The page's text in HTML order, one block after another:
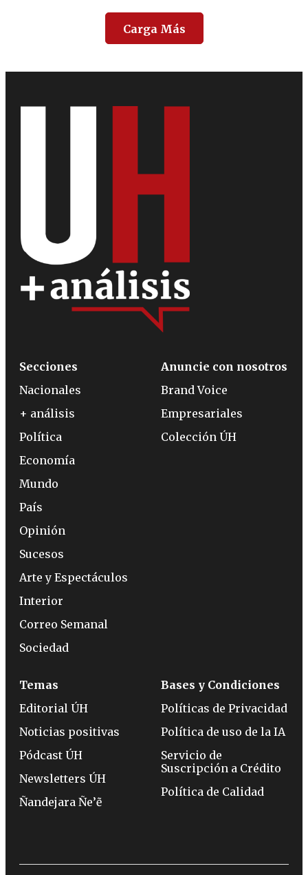
Carga Más
Secciones
Nacionales
+ análisis
Política
Economía
Mundo
País
Opinión
Sucesos
Arte y Espectáculos
Interior
Correo Semanal
Sociedad
Anuncie con nosotros
Brand Voice
Empresariales
Colección ÚH
Temas
Editorial ÚH
Noticias positivas
Pódcast ÚH
Newsletters ÚH
Ñandejara Ñe’ẽ
Bases y Condiciones
Políticas de Privacidad
Política de uso de la IA
Servicio de
Suscripción a Crédito
Política de Calidad